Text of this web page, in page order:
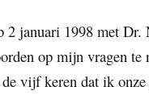
2 januari 1998 met
op mijn vragen te
vijf keren dat ik